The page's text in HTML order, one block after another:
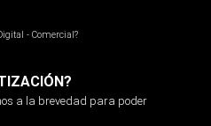
- Comercial?
a la brevedad para poder